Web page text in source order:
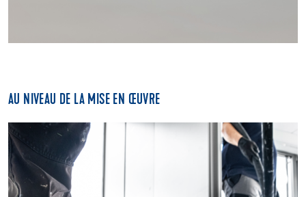
AU NIVEAU DE LA MISE EN ŒUVRE